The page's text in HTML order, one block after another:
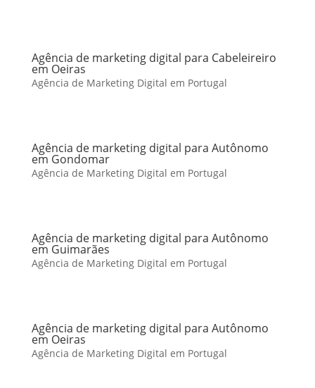
Agência de marketing digital para Cabeleireiro
em Oeiras
Agência de Marketing Digital em Portugal
Agência de marketing digital para Autônomo
em Gondomar
Agência de Marketing Digital em Portugal
Agência de marketing digital para Autônomo
em Guimarães
Agência de Marketing Digital em Portugal
Agência de marketing digital para Autônomo
em Oeiras
Agência de Marketing Digital em Portugal